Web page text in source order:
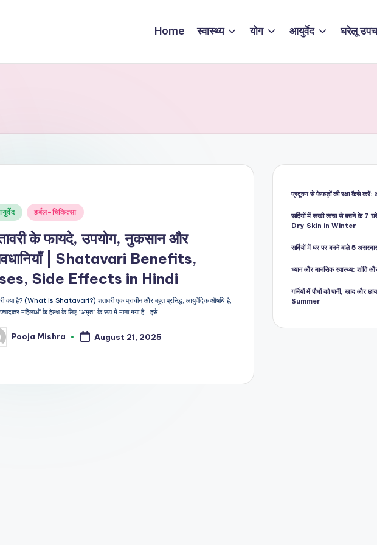
Home स्वास्थ्य योग आयुर्वेद घरेलू
हर्बल-चिकित्सा
के फायदे, उपयोग, नुकसान और
| Shatavari Benefits,
Side Effects in Hindi
क्या है? (What is Shatavari?) शतावरी एक प्राचीन और बहुत प्रसिद्ध, आयुर्वेदिक औषधि है,
महिलाओं के हेल्थ के लिए "अमृत" के रूप में माना गया है। इसे…
Pooja Mishra August 21, 2025
प्रदूषण से फेफड़ों की रक्षा कैसे करें:
सर्दियों में रूखी त्वचा से बचने के
Dry Skin in Winter
सर्दियों में घर पर बनने वाले 5
ध्यान और मानसिक स्वास्थ्य: शांति
गर्मियों में पौधों को पानी, खाद
Summer